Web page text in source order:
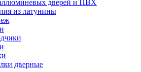
дверей и ПВХ
из латунины
дверные